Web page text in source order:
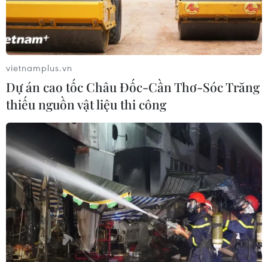
vietnamplus.vn
Dự án cao tốc Châu Đốc-Cần Thơ-Sóc Trăng
thiếu nguồn vật liệu thi công